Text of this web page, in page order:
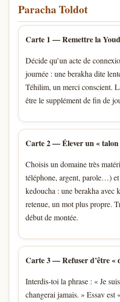
Paracha Toldot
Carte 1 — Remettre la
Décide qu’un acte de
journée : une berakha dite
Téhilim, un merci conscient.
être le supplément de fin de
Carte 2 — Élever un « talon
Choisis un domaine très
téléphone, argent, parole…)
kedoucha : une berakha avec
retenue, un mot plus propre.
début de montée.
Carte 3 — Refuser d’être «
Interdis-toi la phrase : « Je
changerai jamais. » Essav est